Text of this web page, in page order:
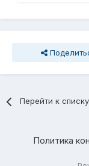
Перейти к
Политика